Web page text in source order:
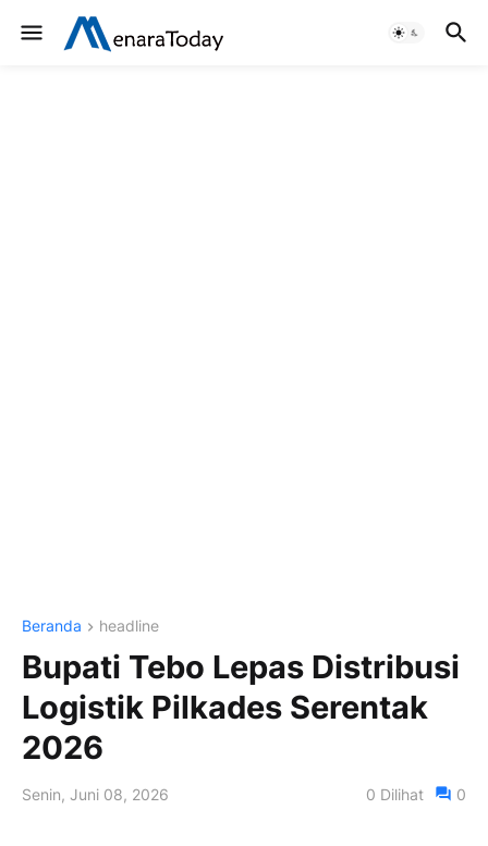
Beranda headline
Bupati Tebo Lepas Distribusi
Logistik Pilkades Serentak
2026
Senin, Juni 08, 2026 0 Dilihat 0